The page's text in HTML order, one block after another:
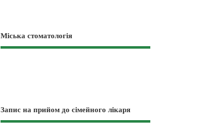
Міська стоматологія
Запис на прийом до сімейного лікаря